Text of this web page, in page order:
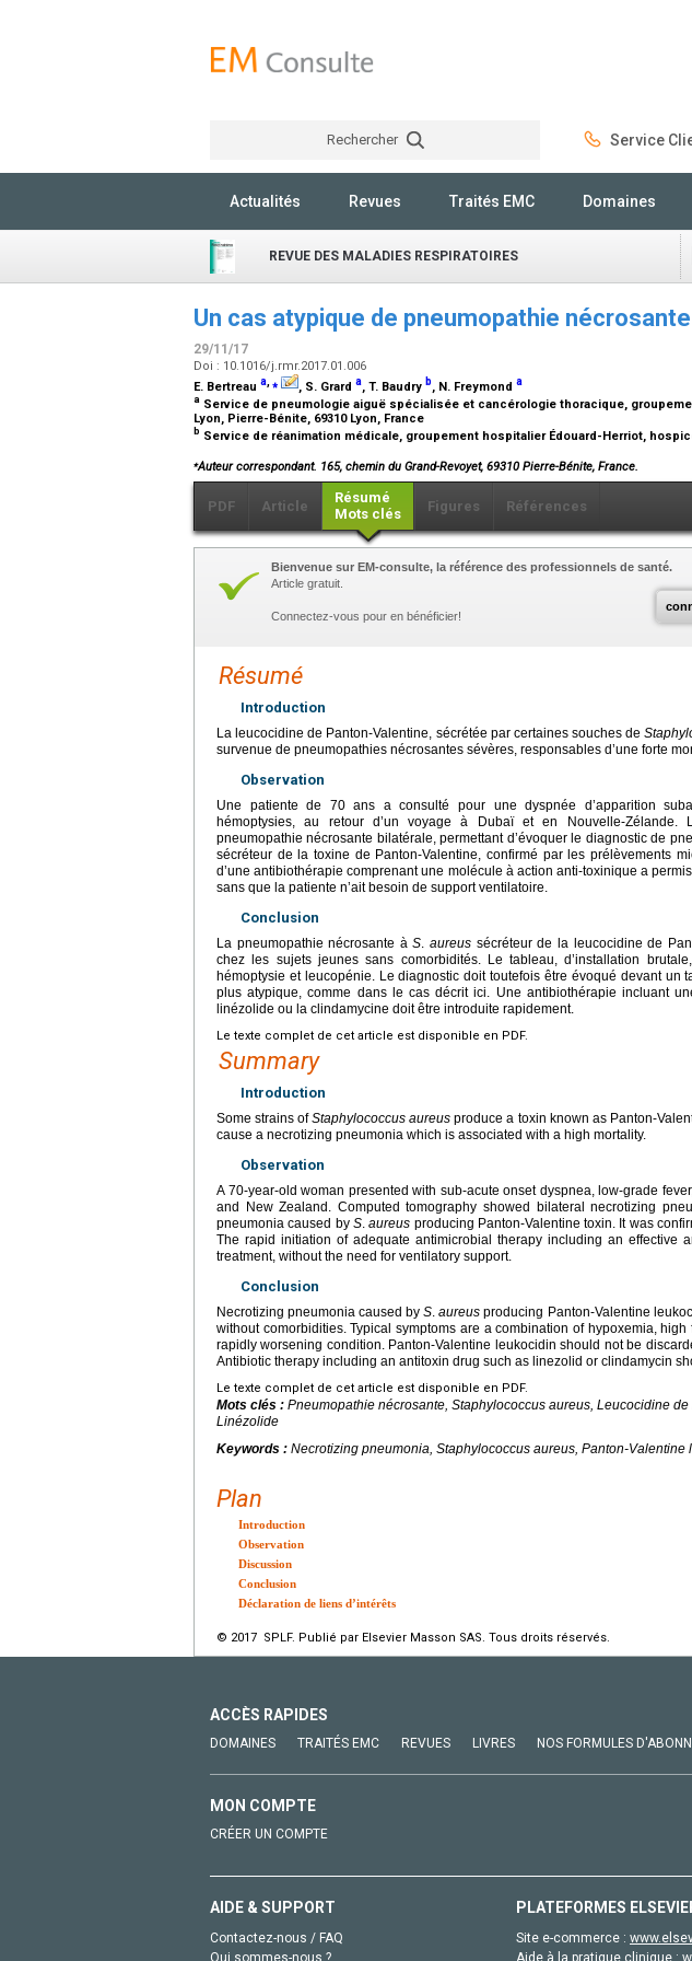
Rechercher Service
Actualités Revues Traités EMC Domaines
REVUE DES MALADIES RESPIRATOIRES
Un cas atypique de pneumopathie
29/11/17
Doi : 10.1016/j.rmr.2017.01.006
E. Bertreau a,⁎ , S. Grard a, T. Baudry b, N. Freymond a
a Service de pneumologie aiguë spécialisée et cancérologie thoracique,
Lyon, Pierre-Bénite, 69310 Lyon, France
b Service de réanimation médicale, groupement hospitalier Édouard-Herriot,
⁎Auteur correspondant. 165, chemin du Grand-Revoyet, 69310 Pierre-Bénite, France.
PDF Article
Résumé
Mots clés
Figures Références
Bienvenue sur EM-consulte, la référence des professionnels de santé.
Article gratuit.
Connectez-vous pour en bénéficier!
Résumé
Introduction
La leucocidine de Panton-Valentine, sécrétée par certaines souches de
survenue de pneumopathies nécrosantes sévères, responsables d’une forte
Observation
Une patiente de 70 ans a consulté pour une dyspnée d’apparition
hémoptysies, au retour d’un voyage à Dubaï et en Nouvelle-Zélande.
pneumopathie nécrosante bilatérale, permettant d’évoquer le diagnostic de
sécréteur de la toxine de Panton-Valentine, confirmé par les prélèvements
d’une antibiothérapie comprenant une molécule à action anti-toxinique a
sans que la patiente n’ait besoin de support ventilatoire.
Conclusion
La pneumopathie nécrosante àS.aureus sécréteur de la leucocidine de
chez les sujets jeunes sans comorbidités. Le tableau, d’installation
hémoptysie et leucopénie. Le diagnostic doit toutefois être évoqué devant un
plus atypique, comme dans le cas décrit ici. Une antibiothérapie incluant
linézolide ou la clindamycine doit être introduite rapidement.
Le texte complet de cet article est disponible en PDF.
Summary
Introduction
Some strains ofStaphylococcus aureus produce a toxin known as Panton-
cause a necrotizing pneumonia which is associated with a high mortality.
Observation
A 70-year-old woman presented with sub-acute onset dyspnea, low-grade
and New Zealand. Computed tomography showed bilateral necrotizing
pneumonia caused by S.aureus producing Panton-Valentine toxin. It was
The rapid initiation of adequate antimicrobial therapy including an effective
treatment, without the need for ventilatory support.
Conclusion
Necrotizing pneumonia caused byS.aureus producing Panton-Valentine
without comorbidities. Typical symptoms are a combination of hypoxemia,
rapidly worsening condition. Panton-Valentine leukocidin should not be
Antibiotic therapy including an antitoxin drug such as linezolid or clindamycin
Le texte complet de cet article est disponible en PDF.
Mots clés : Pneumopathie nécrosante, Staphylococcus aureus, Leucocidine
Linézolide
Keywords : Necrotizing pneumonia, Staphylococcus aureus, Panton-Valentine
Plan
Introduction
Observation
Discussion
Conclusion
Déclaration de liens d’intérêts
© 2017 SPLF. Publié par Elsevier Masson SAS. Tous droits réservés.
ACCÈS RAPIDES
DOMAINES TRAITÉS EMC REVUES LIVRES NOS FORMULES
MON COMPTE
CRÉER UN COMPTE
AIDE & SUPPORT
Contactez-nous / FAQ
Qui sommes-nous ?
PLATEFORMES
Site e-commerce :
Aide à la pratique clinique :